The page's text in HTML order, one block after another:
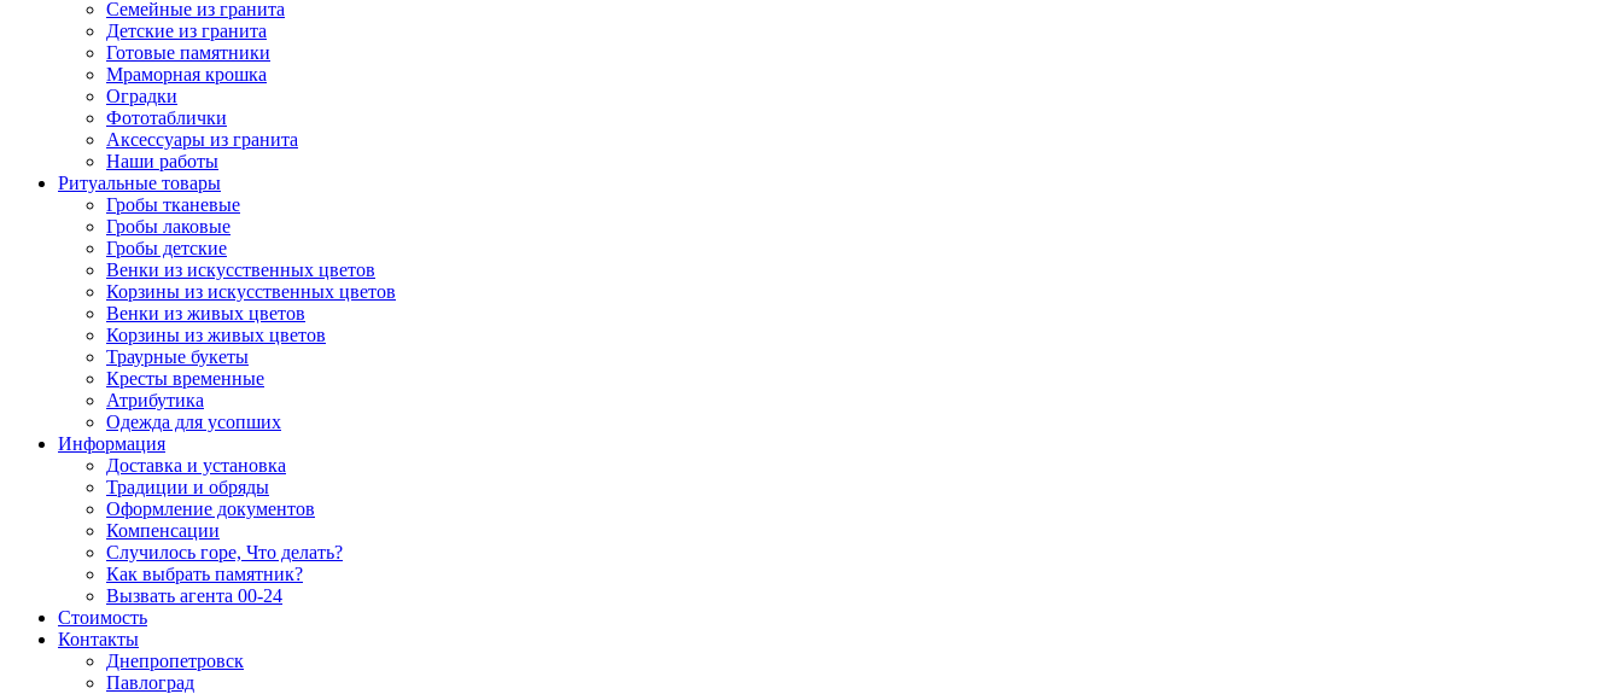
Семейные из гранита
Детские из гранита
Готовые памятники
Мраморная крошка
Оградки
Фототаблички
Аксессуары из гранита
Наши работы
Ритуальные товары
Гробы тканевые
Гробы лаковые
Гробы детские
Венки из искусственных цветов
Корзины из искусственных цветов
Венки из живых цветов
Корзины из живых цветов
Траурные букеты
Кресты временные
Атрибутика
Одежда для усопших
Информация
Доставка и установка
Традиции и обряды
Оформление документов
Компенсации
Случилось горе, Что делать?
Как выбрать памятник?
Вызвать агента 00-24
Стоимость
Контакты
Днепропетровск
Павлоград